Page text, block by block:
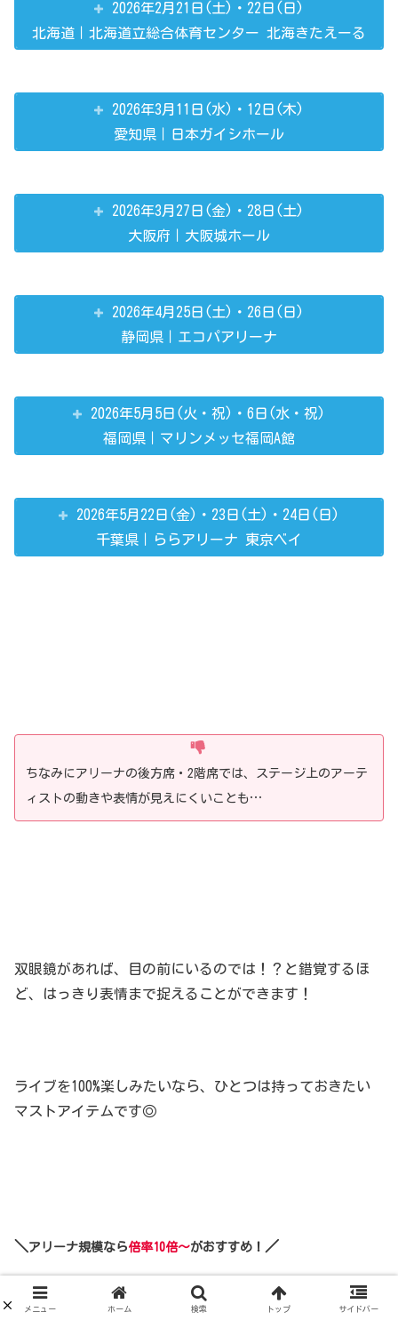
2026年2月21日(土)・22日(日)
北海道｜北海道立総合体育センター 北海きたえーる
2026年3月11日(水)・12日(木)
愛知県｜日本ガイシホール
2026年3月27日(金)・28日(土)
大阪府｜大阪城ホール
2026年4月25日(土)・26日(日)
静岡県｜エコパアリーナ
2026年5月5日(火・祝)・6日(水・祝)
福岡県｜マリンメッセ福岡A館
2026年5月22日(金)・23日(土)・24日(日)
千葉県｜ららアリーナ 東京ベイ
ちなみにアリーナの後方席・2階席では、ステージ上のアーテ
ィストの動きや表情が見えにくいことも…
双眼鏡があれば、目の前にいるのでは！？と錯覚するほ
ど、はっきり表情まで捉えることができます！
ライブを100%楽しみたいなら、ひとつは持っておきたい
マストアイテムです◎
＼アリーナ規模なら倍率10倍～がおすすめ！ ／
楽天1位 双眼鏡 コンサート ライブ フリーフォーカス コ
メニュー ホーム 検索 トップ サイドバー